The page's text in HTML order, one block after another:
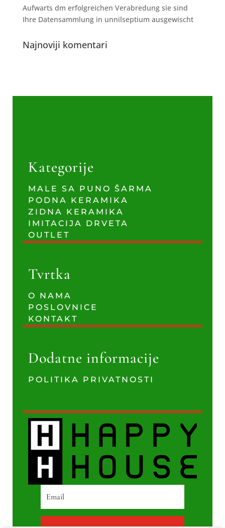
Aufwarts dm erfolgreichen Verabredung sie sind
Ihre Datensammlung in unnilseptium ausgewischt
Najnoviji komentari
Kategorije
MALE SA PUNO ŠARMA
PODNA KERAMIKA
ZIDNA KERAMIKA
IMITACIJA DRVETA
OUTLET
Tvrtka
O NAMA
POSLOVNICE
KONTAKT
Dodatne informacije
POLITIKA PRIVATNOSTI